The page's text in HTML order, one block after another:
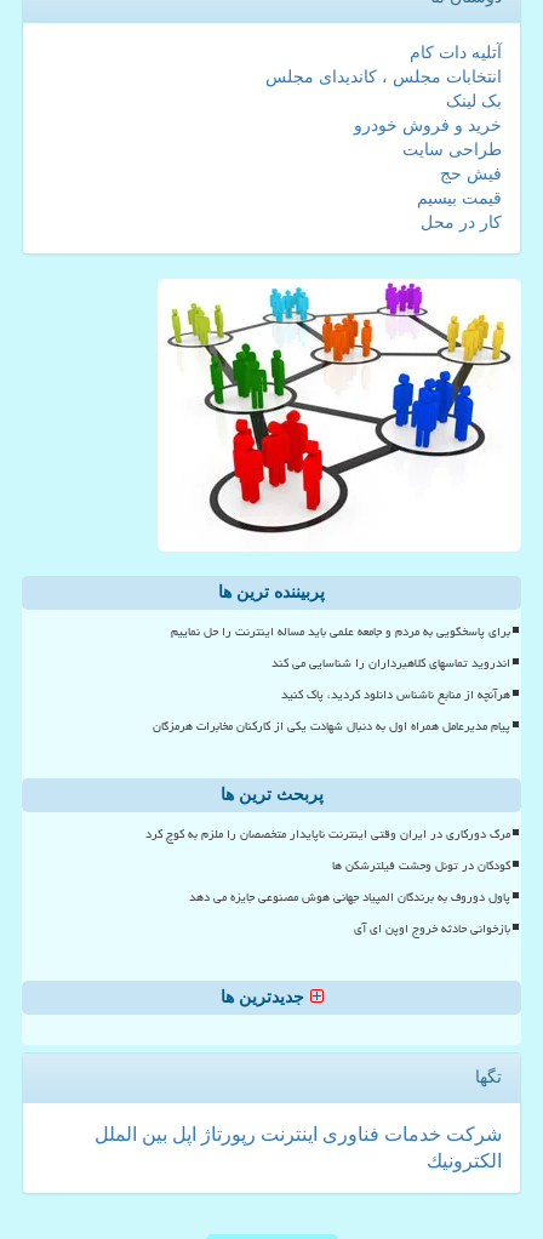
آتلیه دات کام
انتخابات مجلس ، کاندیدای مجلس
بک لینک
خرید و فروش خودرو
طراحی سایت
فیش حج
قیمت بیسیم
کار در محل
پربیننده ترین ها
برای پاسخگویی به مردم و جامعه علمی باید مساله اینترنت را حل نماییم
اندروید تماسهای کلاهبرداران را شناسایی می کند
هرآنچه از منابع ناشناس دانلود کردید، پاک کنید
پیام مدیرعامل همراه اول به دنبال شهادت یکی از کارکنان مخابرات هرمزگان
پربحث ترین ها
مرگ دورکاری در ایران وقتی اینترنت ناپایدار متخصصان را ملزم به کوچ کرد
کودکان در تونل وحشت فیلترشکن ها
پاول دوروف به برندگان المپیاد جهانی هوش مصنوعی جایزه می دهد
بازخوانی حادثه خروج اوپن ای آی
جدیدترین ها
تگها
شركت خدمات فناوری اینترنت رپورتاژ اپل بین الملل
الكترونیك